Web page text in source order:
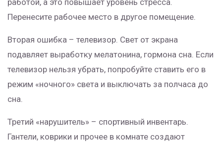
работой, а это повышает уровень стресса.
Перенесите рабочее место в другое помещение.
Вторая ошибка – телевизор. Свет от экрана
подавляет выработку мелатонина, гормона сна. Если
телевизор нельзя убрать, попробуйте ставить его в
режим «ночного» света и выключать за полчаса до
сна.
Третий «нарушитель» – спортивный инвентарь.
Гантели, коврики и прочее в комнате создают